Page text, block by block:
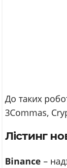
До таких
3Commas,
Лістинг
Binance –